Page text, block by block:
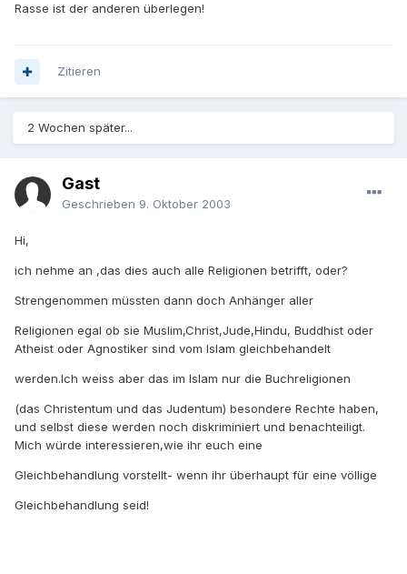
Rasse ist der anderen überlegen!
Zitieren
2 Wochen später...
Gast
Geschrieben 9. Oktober 2003
Hi,
ich nehme an ,das dies auch alle Religionen betrifft, oder?
Strengenommen müssten dann doch Anhänger aller
Religionen egal ob sie Muslim,Christ,Jude,Hindu, Buddhist oder
Atheist oder Agnostiker sind vom Islam gleichbehandelt
werden.Ich weiss aber das im Islam nur die Buchreligionen
(das Christentum und das Judentum) besondere Rechte haben,
und selbst diese werden noch diskriminiert und benachteiligt.
Mich würde interessieren,wie ihr euch eine
Gleichbehandlung vorstellt- wenn ihr überhaupt für eine völlige
Gleichbehandlung seid!